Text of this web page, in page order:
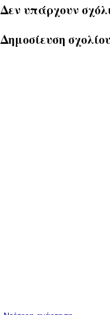
Δεν υπάρχουν
Δημοσίευση